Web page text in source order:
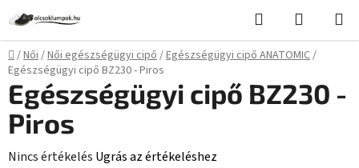
fő
tartalomhoz
Keresés KOSÁR
Kezdőlap
/Női/Női egészségügyi cipő/Egészségügyi cipő ANATOMIC/
Egészségügyi cipő BZ230 - Piros
Egészségügyi cipő BZ230 -
Piros
A
Nincs értékelés Ugrás az értékeléshez